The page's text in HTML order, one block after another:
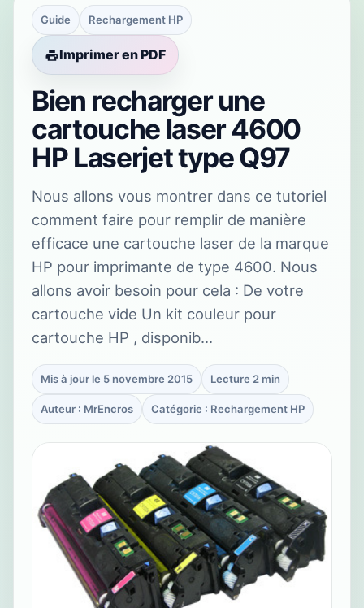
Guide Rechargement HP
Imprimer en PDF
Bien recharger une
cartouche laser 4600
HP Laserjet type Q97
Nous allons vous montrer dans ce tutoriel
comment faire pour remplir de manière
efficace une cartouche laser de la marque
HP pour imprimante de type 4600. Nous
allons avoir besoin pour cela : De votre
cartouche vide Un kit couleur pour
cartouche HP , disponib…
Mis à jour le 5 novembre 2015 Lecture 2 min
Auteur : MrEncros Catégorie : Rechargement HP